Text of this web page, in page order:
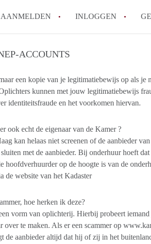
AANMELDEN INLOGGEN
Hoeveel
Wat is de
Berekent
ACCOUNTS
een kopie van je legitimatiebewijs op als
kunnen met jouw legitimatiebewijs
identiteitsfraude en het voorkomen hiervan.
ook echt de eigenaar van de Kamer ?
kan helaas niet screenen of de aanbieder
met de aanbieder. Bij onderhuur hoeft
hoofdverhuurder op de hoogte is van de
de website van het Kadaster
hoe herken ik deze?
vorm van oplichterij. Hierbij probeert
over te maken. Als er een scammer op
de aanbieder altijd dat hij of zij in het